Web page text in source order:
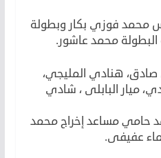
محمد فوزي بكار وبطولة
البطولة محمد عاشور.
هنادي المليجي،
ميار البابلى ، شادي
حامي مساعد إخراج محمد
عفيفى.